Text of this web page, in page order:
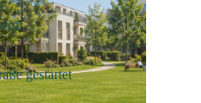
gestartet